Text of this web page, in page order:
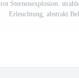
rot Sternenexplosion.
Erleuchtung, abstrakt